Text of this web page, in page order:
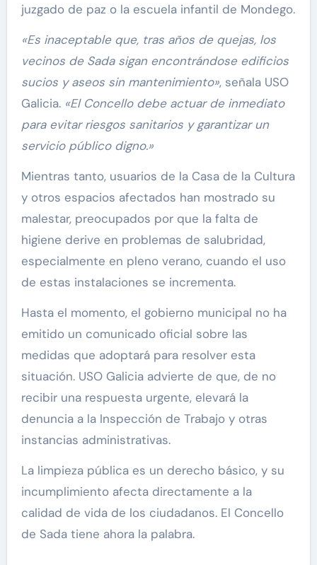
juzgado de paz o la escuela infantil de Mondego.
«Es inaceptable que, tras años de quejas, los
vecinos de Sada sigan encontrándose edificios
sucios y aseos sin mantenimiento», señala USO
Galicia. «El Concello debe actuar de inmediato
para evitar riesgos sanitarios y garantizar un
servicio público digno.»
Mientras tanto, usuarios de la Casa de la Cultura
y otros espacios afectados han mostrado su
malestar, preocupados por que la falta de
higiene derive en problemas de salubridad,
especialmente en pleno verano, cuando el uso
de estas instalaciones se incrementa.
Hasta el momento, el gobierno municipal no ha
emitido un comunicado oficial sobre las
medidas que adoptará para resolver esta
situación. USO Galicia advierte de que, de no
recibir una respuesta urgente, elevará la
denuncia a la Inspección de Trabajo y otras
instancias administrativas.
La limpieza pública es un derecho básico, y su
incumplimiento afecta directamente a la
calidad de vida de los ciudadanos. El Concello
de Sada tiene ahora la palabra.